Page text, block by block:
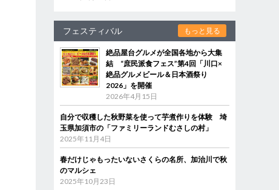
フェスティバル もっと見る
絶品屋台グルメが全国各地から大集
結 “庶民派食フェス”第4回「川口×
絶品グルメビール＆日本酒祭り
2026」を開催
2026年4月15日
自分で収穫した秋野菜を使って芋煮作りを体験 埼
玉県加須市の「ファミリーランドむさしの村」
2025年11月4日
春だけじゃもったいないさくらの名所、加治川で秋
のマルシェ
2025年10月23日